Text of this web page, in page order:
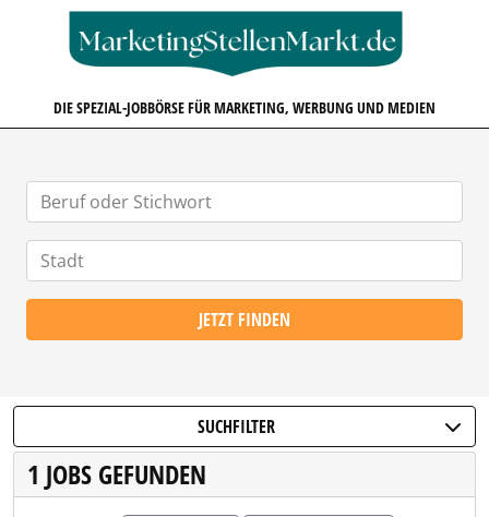
DIE SPEZIAL-JOBBÖRSE FÜR MARKETING, WERBUNG UND MEDIEN
JETZT FINDEN
SUCHFILTER
1 JOBS GEFUNDEN